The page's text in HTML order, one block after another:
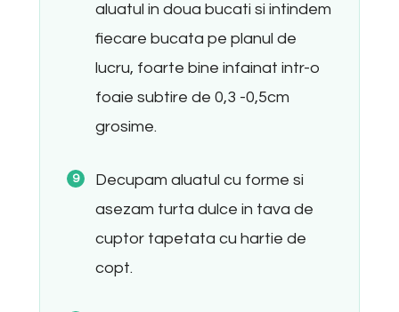
aluatul in doua bucati si intindem
fiecare bucata pe planul de
lucru, foarte bine infainat intr-o
foaie subtire de 0,3 -0,5cm
grosime.
Decupam aluatul cu forme si
asezam turta dulce in tava de
cuptor tapetata cu hartie de
copt.